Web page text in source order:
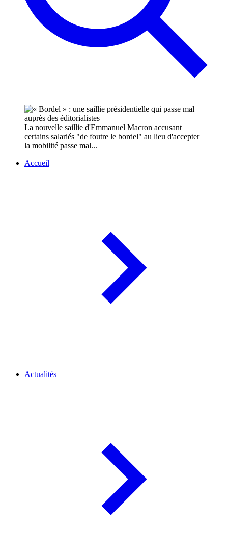
La nouvelle saillie d'Emmanuel Macron accusant
certains salariés "de foutre le bordel" au lieu d'accepter
la mobilité passe mal...
Accueil
Actualités